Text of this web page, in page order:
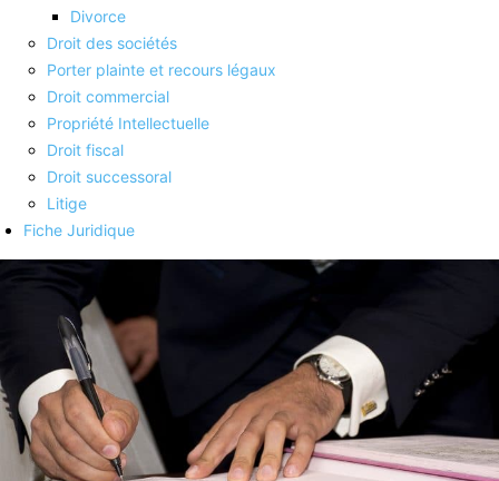
Divorce
Droit des sociétés
Porter plainte et recours légaux
Droit commercial
Propriété Intellectuelle
Droit fiscal
Droit successoral
Litige
Fiche Juridique